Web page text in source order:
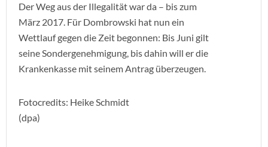
Der Weg aus der Illegalität war da – bis zum
März 2017. Für Dombrowski hat nun ein
Wettlauf gegen die Zeit begonnen: Bis Juni gilt
seine Sondergenehmigung, bis dahin will er die
Krankenkasse mit seinem Antrag überzeugen.
Fotocredits: Heike Schmidt
(dpa)